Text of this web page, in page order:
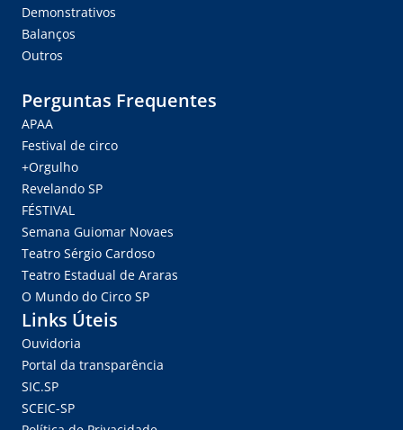
Demonstrativos
Balanços
Outros
Perguntas Frequentes
APAA
Festival de circo
+Orgulho
Revelando SP
FÉSTIVAL
Semana Guiomar Novaes
Teatro Sérgio Cardoso
Teatro Estadual de Araras
O Mundo do Circo SP
Links Úteis
Ouvidoria
Portal da transparência
SIC.SP
SCEIC-SP